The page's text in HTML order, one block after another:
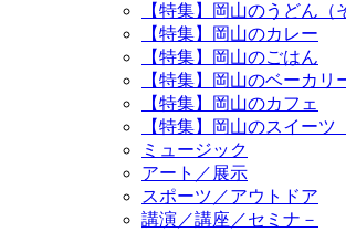
【特集】岡山のうどん（
【特集】岡山のカレー
【特集】岡山のごはん
【特集】岡山のベーカリ
【特集】岡山のカフェ
【特集】岡山のスイーツ
ミュージック
アート／展示
スポーツ／アウトドア
講演／講座／セミナ－